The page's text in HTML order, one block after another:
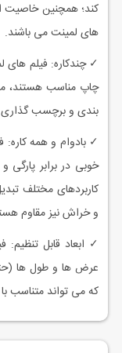
کند؛ همچنین خاصیت
های لمینت می باشند.
✓ چندکاره: فیلم
چاپ مناسب هستند،
‌بندی و برچسب گذاری
✓ بادوام و همه کاره:
خوبی در برابر
کاربردهای مختلف
و خراش نیز مقاوم
✓ ابعاد قابل
که می تواند متناسب